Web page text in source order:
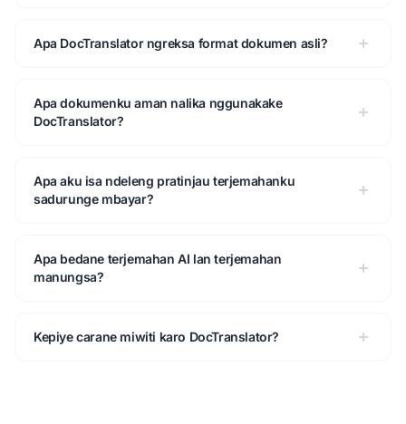
Apa DocTranslator ngreksa format dokumen asli?
Apa dokumenku aman nalika nggunakake
DocTranslator?
Apa aku isa ndeleng pratinjau terjemahanku
sadurunge mbayar?
Apa bedane terjemahan AI lan terjemahan
manungsa?
Kepiye carane miwiti karo DocTranslator?